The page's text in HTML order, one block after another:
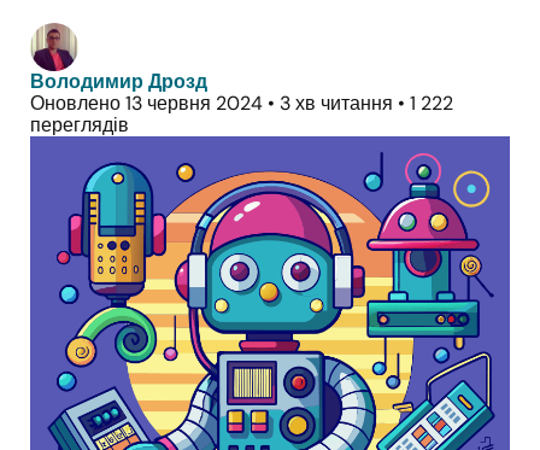
Володимир Дрозд
Оновлено 13 червня 2024 • 3 хв читання • 1 222
переглядів